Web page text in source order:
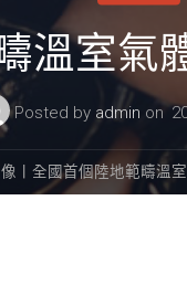
溫室氣
Posted by admin on
丨全國首個陸地範疇溫